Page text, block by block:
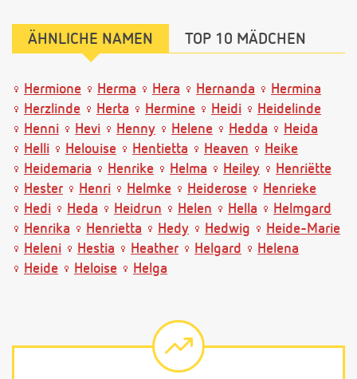
ÄHNLICHE NAMEN TOP 10 MÄDCHEN
Hermione Herma Hera Hernanda
Hermina
Herzlinde
Herta Hermine Heidi
Heidelinde
Henni
Hevi Henny Helene Hedda
Heida
Helli
Helouise Hentietta Heaven
Heike
Heidemaria
Henrike Helma Heiley
Henriëtte
Hester
Henri Helmke Heiderose
Henrieke
Hedi
Heda Heidrun Helen Hella
Helmgard
Henrika
Henrietta Hedy Hedwig
Heide-Marie
Heleni
Hestia Heather Helgard
Helena
Heide
Heloise Helga